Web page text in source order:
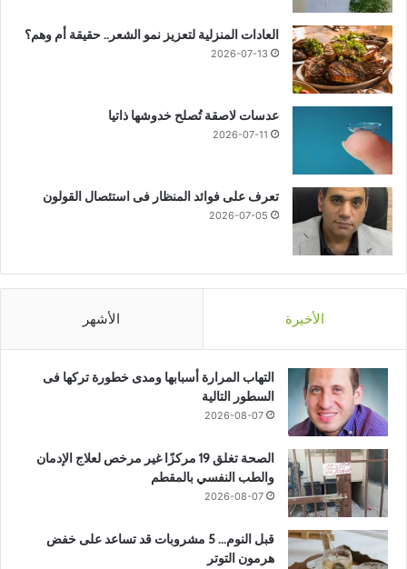
العادات المنزلية لتعزيز نمو الشعر.. حقيقة أم وهم؟
2026-07-13
عدسات لاصقة تُصلح خدوشها ذاتيا
2026-07-11
تعرف على فوائد المنظار فى استئصال القولون
2026-07-05
الأخيرة الأشهر
التهاب المرارة أسبابها ومدى خطورة تركها فى
السطور التالية
2026-08-07
الصحة تغلق 19 مركزًا غير مرخص لعلاج الإدمان
والطب النفسي بالمقطم
2026-08-07
قبل النوم… 5 مشروبات قد تساعد على خفض
هرمون التوتر